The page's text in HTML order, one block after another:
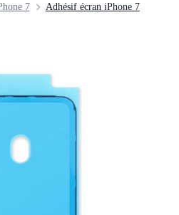
Adhésif écran iPhone 7
7